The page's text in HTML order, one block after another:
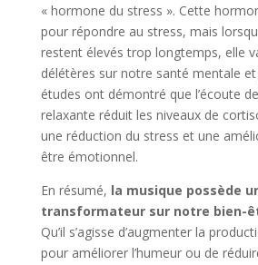
« hormone du stress ». Cette
pour répondre au stress, mais
restent élevés trop longtemps, elle
délétères sur notre santé mentale et
études ont démontré que l’écoute
relaxante réduit les niveaux de
une réduction du stress et une
être émotionnel.
En résumé, la musique possède
transformateur sur notre bien-
Qu’il s’agisse d’augmenter la
pour améliorer l’humeur ou de